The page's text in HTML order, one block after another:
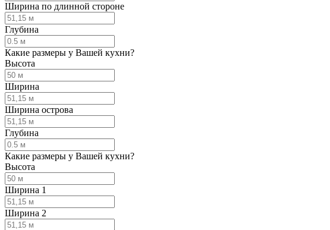
Ширина по длинной стороне
Глубина
Какие размеры у Вашей кухни?
Высота
Ширина
Ширина острова
Глубина
Какие размеры у Вашей кухни?
Высота
Ширина 1
Ширина 2